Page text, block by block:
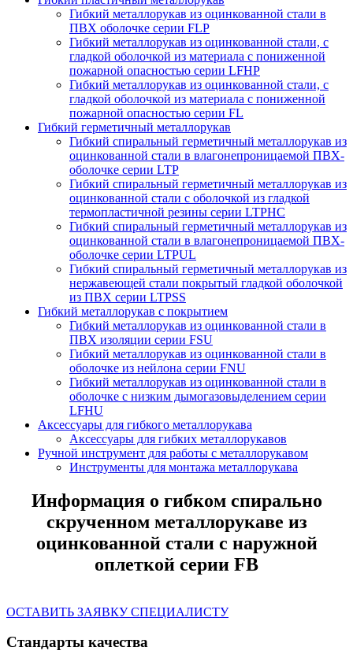
Гибкий металлорукав из оцинкованной стали в
ПВХ оболочке серии FLP
Гибкий металлорукав из оцинкованной стали, с
гладкой оболочкой из материала с пониженной
пожарной опасностью серии LFHP
Гибкий металлорукав из оцинкованной стали, с
гладкой оболочкой из материала с пониженной
пожарной опасностью серии FL
Гибкий герметичный металлорукав
Гибкий спиральный герметичный металлорукав из
оцинкованной стали в влагонепроницаемой ПВХ-
оболочке серии LTP
Гибкий спиральный герметичный металлорукав из
оцинкованной стали с оболочкой из гладкой
термопластичной резины серии LTPHC
Гибкий спиральный герметичный металлорукав из
оцинкованной стали в влагонепроницаемой ПВХ-
оболочке серии LTPUL
Гибкий спиральный герметичный металлорукав из
нержавеющей стали покрытый гладкой оболочкой
из ПВХ серии LTPSS
Гибкий металлорукав с покрытием
Гибкий металлорукав из оцинкованной стали в
ПВХ изоляции серии FSU
Гибкий металлорукав из оцинкованной стали в
оболочке из нейлона серии FNU
Гибкий металлорукав из оцинкованной стали в
оболочке с низким дымогазовыделением серии
LFHU
Аксессуары для гибкого металлорукава
Аксессуары для гибких металлорукавов
Ручной инструмент для работы с металлорукавом
Инструменты для монтажа металлорукава
Информация о гибком спирально
скрученном металлорукаве из
оцинкованной стали с наружной
оплеткой серии FB
ОСТАВИТЬ ЗАЯВКУ СПЕЦИАЛИСТУ
Стандарты качества